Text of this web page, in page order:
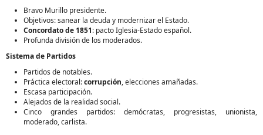
Bravo Murillo presidente.
Objetivos: sanear la deuda y modernizar el Estado.
Concordato de 1851: pacto Iglesia-Estado español.
Profunda división de los moderados.
Sistema de Partidos
Partidos de notables.
Práctica electoral:corrupción, elecciones amañadas.
Escasa participación.
Alejados de la realidad social.
Cinco grandes partidos: demócratas, progresistas, unionista,
moderado, carlista.